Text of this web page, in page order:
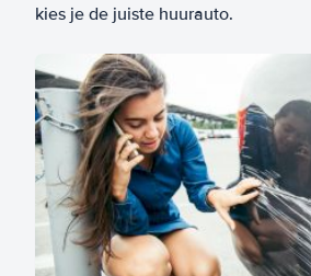
kies je de juiste huurauto.